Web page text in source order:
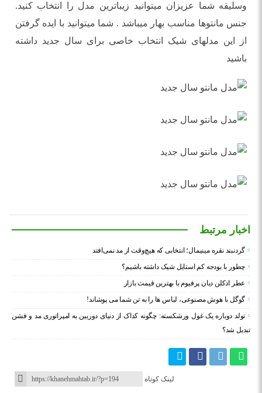
وسلیقه شما عزیزان میتوانید زیباترین مدل را انتخاب کنید.
جنس مانتوها مناسب بهار میباشد . شما میتوانید با ایده گرفتن
از این مدلهای شیک انتخاب خاصی برای سال جدید داشته
باشید
اخبار مرتبط
گردنبند نقره مینیمال؛ انتخابی که هیچ‌وقت از مد نمی‌افتد
چطور با بودجه کم استایل شیک داشته باشیم؟
عطر ادکلن دیان پرفیوم با بهترین قیمت بازار
گوگل با هوش مصنوعی، لباس ها را به تن شما می پوشاند!
تولد دوباره یک غول ورشکسته: چگونه کداک از دنیای دوربین به امپراتوری مد و فشن
تبدیل شد؟
لینک کوتاه